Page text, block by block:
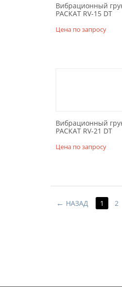
Вибрационный
РАСКАТ RV-15 DT
Цена по запросу
Вибрационный
РАСКАТ RV-21 DT
Цена по запросу
НАЗАД 1 2